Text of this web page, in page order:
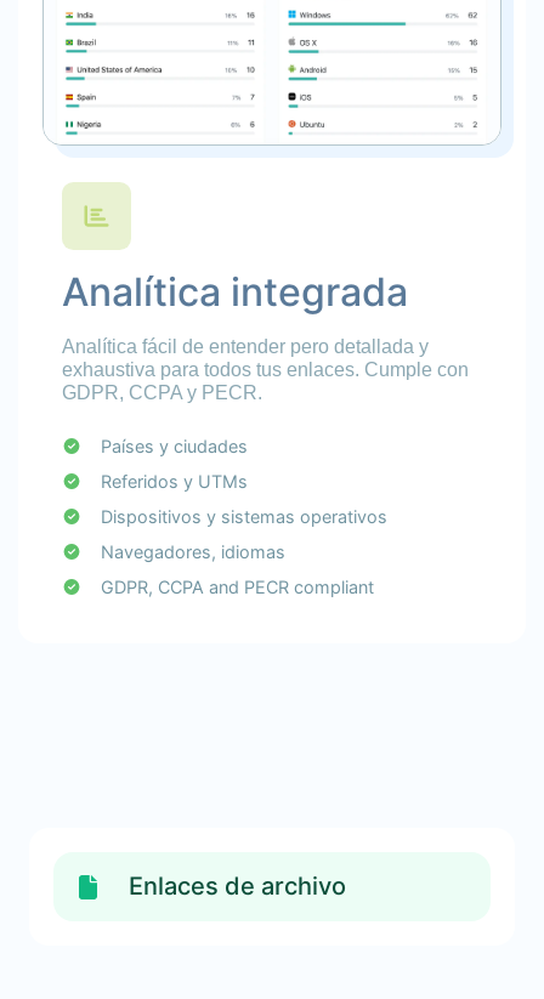
Analítica integrada
Analítica fácil de entender pero detallada y
exhaustiva para todos tus enlaces. Cumple con
GDPR, CCPA y PECR.
Países y ciudades
Referidos y UTMs
Dispositivos y sistemas operativos
Navegadores, idiomas
GDPR, CCPA and PECR compliant
Enlaces de archivo